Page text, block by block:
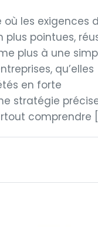
les exigences
plus pointues,
plus à une
qu’elles
en forte
stratégie
comprendre